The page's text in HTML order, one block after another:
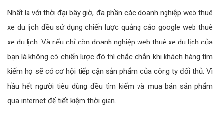
Nhất là với thời đại bây giờ, đa phần các doanh nghiệp web thuê
xe du lịch đều sử dụng chiến lược quảng cáo google web thuê
xe du lịch. Và nếu chỉ còn doanh nghiệp web thuê xe du lịch của
bạn là không có chiến lược đó thì chắc chắn khi khách hàng tìm
kiếm họ sẽ có cơ hội tiếp cận sản phẩm của công ty đối thủ. Vì
hầu hết người tiêu dùng đều tìm kiếm và mua bán sản phẩm
qua internet để tiết kiệm thời gian.